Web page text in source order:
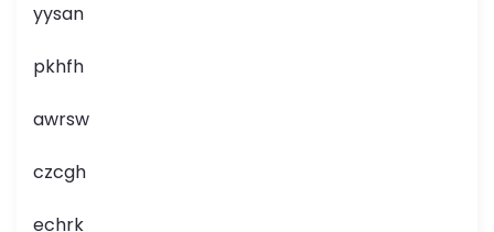
yysan
pkhfh
awrsw
czcgh
echrk